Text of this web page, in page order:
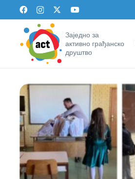
Заједно за
активно грађанско
друштво